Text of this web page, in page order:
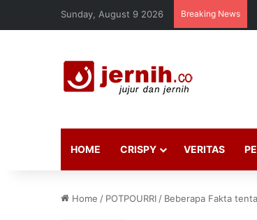
Sunday, August 9 2026 Breaking News
HOME CRISPY VERITAS
Home / POTPOURRI / Beberapa Fakta